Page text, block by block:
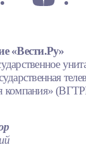
«Вести.Ру»
компания»